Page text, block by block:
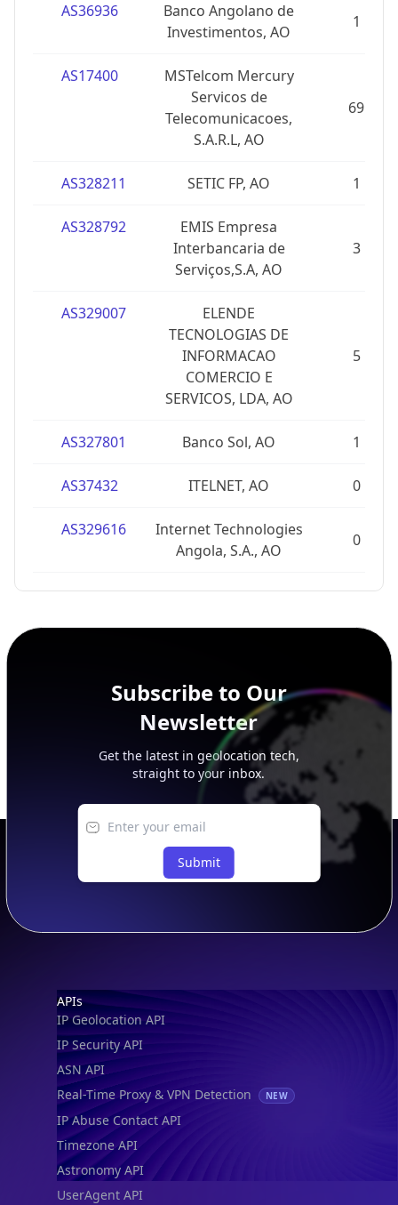
AS36936
Banco Angolano de
Investimentos, AO
1
AS17400
MSTelcom Mercury
Servicos de
Telecomunicacoes,
S.A.R.L, AO
69
AS328211 SETIC FP, AO 1
AS328792
EMIS Empresa
Interbancaria de
Serviços,S.A, AO
3
AS329007
ELENDE
TECNOLOGIAS DE
INFORMACAO
COMERCIO E
SERVICOS, LDA, AO
5
AS327801 Banco Sol, AO 1
AS37432 ITELNET, AO 0
AS329616
Internet Technologies
Angola, S.A., AO
0
Subscribe to Our
Newsletter
Get the latest in geolocation tech,
straight to your inbox.
Submit
Footer
APIs
IP Geolocation API
IP Security API
ASN API
Real-Time Proxy & VPN Detection
NEW
IP Abuse Contact API
Timezone API
Astronomy API
UserAgent API